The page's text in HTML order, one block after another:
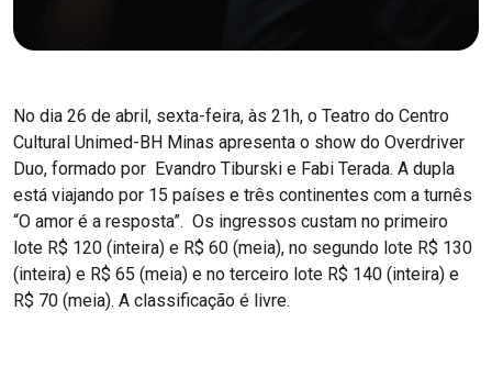
No dia 26 de abril, sexta-feira, às 21h, o Teatro do Centro
Cultural Unimed-BH Minas apresenta o show do Overdriver
Duo, formado por Evandro Tiburski e Fabi Terada. A dupla
está viajando por 15 países e três continentes com a turnês
“O amor é a resposta”. Os ingressos custam no primeiro
lote R$ 120 (inteira) e R$ 60 (meia), no segundo lote R$ 130
(inteira) e R$ 65 (meia) e no terceiro lote R$ 140 (inteira) e
R$ 70 (meia). A classificação é livre.